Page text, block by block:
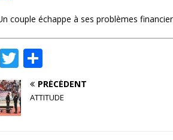
couple échappe à ses problèmes
F T
w
it
te
ar
ta
PRÉCÉDENT
ATTITUDE